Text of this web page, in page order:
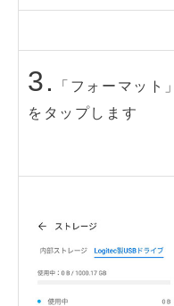
3.
「フォーマット」
をタップします